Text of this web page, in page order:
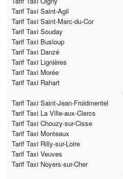
Tarif Taxi Saint-Agil
Tarif Taxi Saint-Marc-du-Cor
Tarif Taxi Souday
Tarif Taxi Busloup
Tarif Taxi Danzé
Tarif Taxi Lignières
Tarif Taxi Morée
Tarif Taxi Rahart
Tarif Taxi Saint-Jean-Froidmentel
Tarif Taxi La Ville-aux-Clercs
Tarif Taxi Chouzy-sur-Cisse
Tarif Taxi Monteaux
Tarif Taxi Rilly-sur-Loire
Tarif Taxi Veuves
Tarif Taxi Noyers-sur-Cher